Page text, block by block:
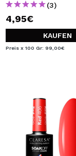
(3)
4,95€
KAUFEN
Preis x 100 Gr: 99,00€